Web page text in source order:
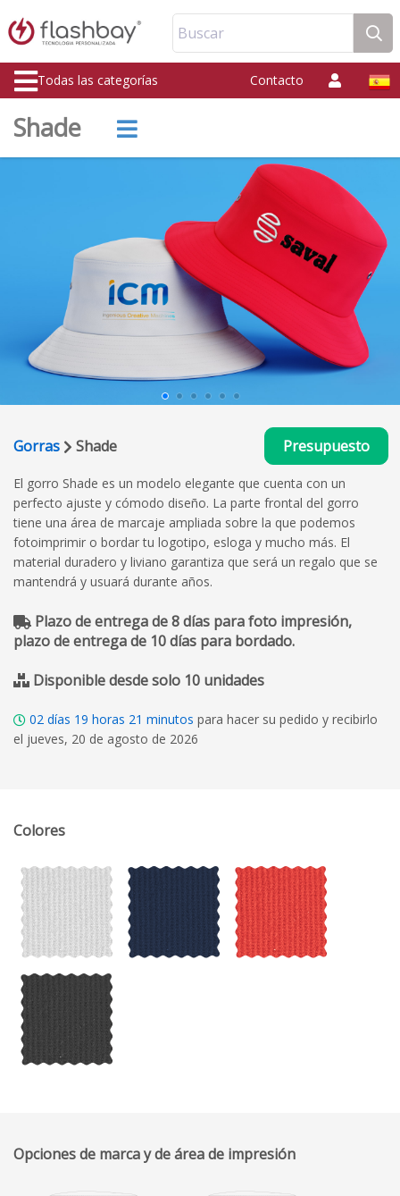
Buscar
Todas las categorías Contacto
Shade
Gorras Shade Presupuesto
El gorro Shade es un modelo elegante que cuenta con un
perfecto ajuste y cómodo diseño. La parte frontal del gorro
tiene una área de marcaje ampliada sobre la que podemos
fotoimprimir o bordar tu logotipo, esloga y mucho más. El
material duradero y liviano garantiza que será un regalo que se
mantendrá y usuará durante años.
Plazo de entrega de 8 días para foto impresión,
plazo de entrega de 10 días para bordado.
Disponible desde solo 10 unidades
02 días 19 horas 21 minutos para hacer su pedido y recibirlo
el jueves, 20 de agosto de 2026
Colores
Opciones de marca y de área de impresión